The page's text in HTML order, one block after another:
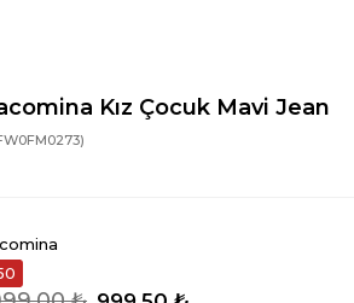
Kız Çocuk Mavi Jean